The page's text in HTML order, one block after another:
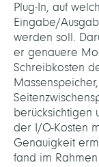
Plug-In, auf
Eingabe/
werden soll.
er genauere
Schreibkosten
berücksichtigen
der I/O-Kosten
Genauigkeit
fand im Rahmen